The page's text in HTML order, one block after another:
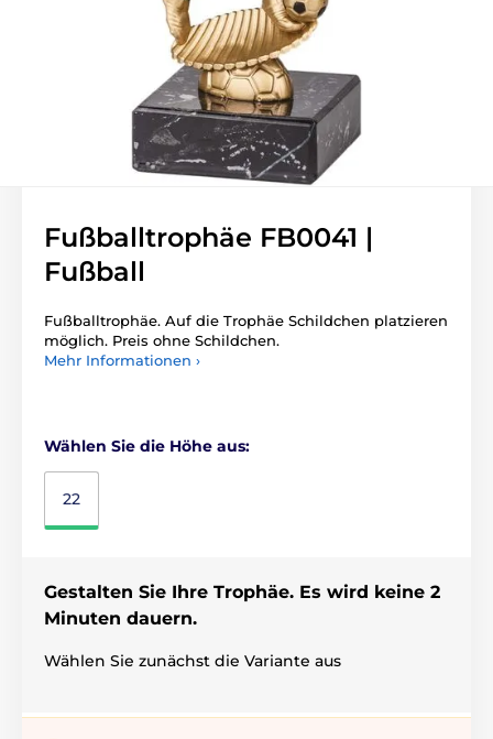
Fußballtrophäe FB0041 |
Fußball
Fußballtrophäe. Auf die Trophäe Schildchen platzieren
möglich. Preis ohne Schildchen.
Mehr Informationen ›
Wählen Sie die Höhe aus:
22
Gestalten Sie Ihre Trophäe. Es wird keine 2
Minuten dauern.
Wählen Sie zunächst die Variante aus